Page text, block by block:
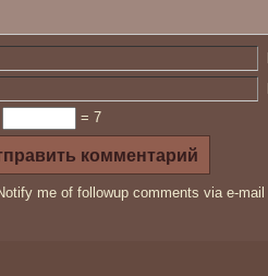
= 7
me of followup comments via e-mail